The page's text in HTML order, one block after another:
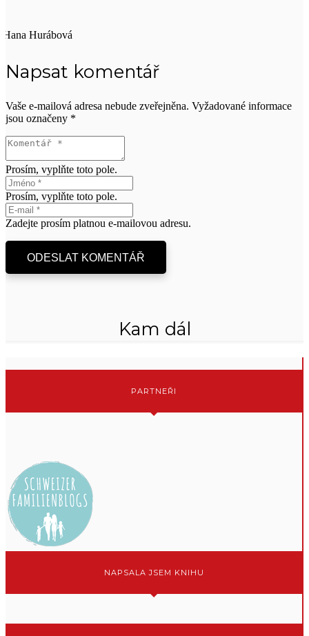
Hana Hurábová
Napsat komentář
Vaše e-mailová adresa nebude zveřejněna. Vyžadované informace
jsou označeny *
Prosím, vyplňte toto pole.
Prosím, vyplňte toto pole.
Zadejte prosím platnou e-mailovou adresu.
ODESLAT KOMENTÁŘ
Kam dál
PARTNEŘI
NAPSALA JSEM KNIHU